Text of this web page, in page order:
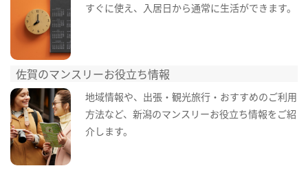
すぐに使え、入居日から通常に生活ができます。
佐賀のマンスリーお役立ち情報
地域情報や、出張・観光旅行・おすすめのご利用
方法など、新潟のマンスリーお役立ち情報をご紹
介します。